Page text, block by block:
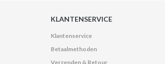
KLANTENSERVICE
Klantenservice
Betaalmethoden
Verzenden & Retour